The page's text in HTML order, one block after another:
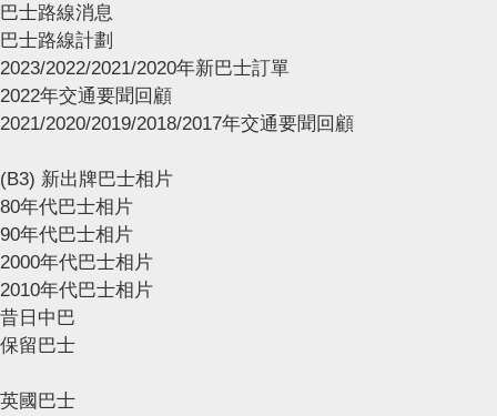
巴士路線消息
巴士路線計劃
2023/2022/2021/2020年新巴士訂單
2022年交通要聞回顧
2021/2020/2019/2018/2017年交通要聞回顧
(B3) 新出牌巴士相片
80年代巴士相片
90年代巴士相片
2000年代巴士相片
2010年代巴士相片
昔日中巴
保留巴士
英國巴士